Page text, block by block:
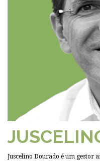
Juscelino Dourado é um gestor